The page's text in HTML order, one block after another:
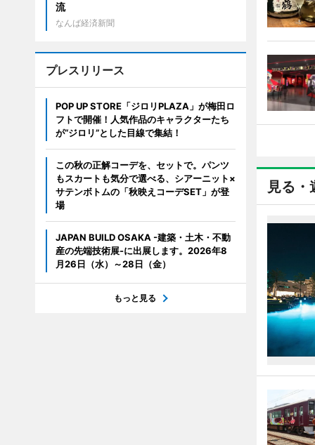
見る・
流
なんば経済新聞
プレスリリース
POP UP STORE「ジロリPLAZA」が梅田ロ
フトで開催！人気作品のキャラクターたち
が“ジロリ”とした目線で集結！
この秋の正解コーデを、セットで。パンツ
もスカートも気分で選べる、シアーニット×
サテンボトムの「秋映えコーデSET」が登
場
JAPAN BUILD OSAKA -建築・土木・不動
産の先端技術展-に出展します。2026年8
月26日（水）～28日（金）
もっと見る